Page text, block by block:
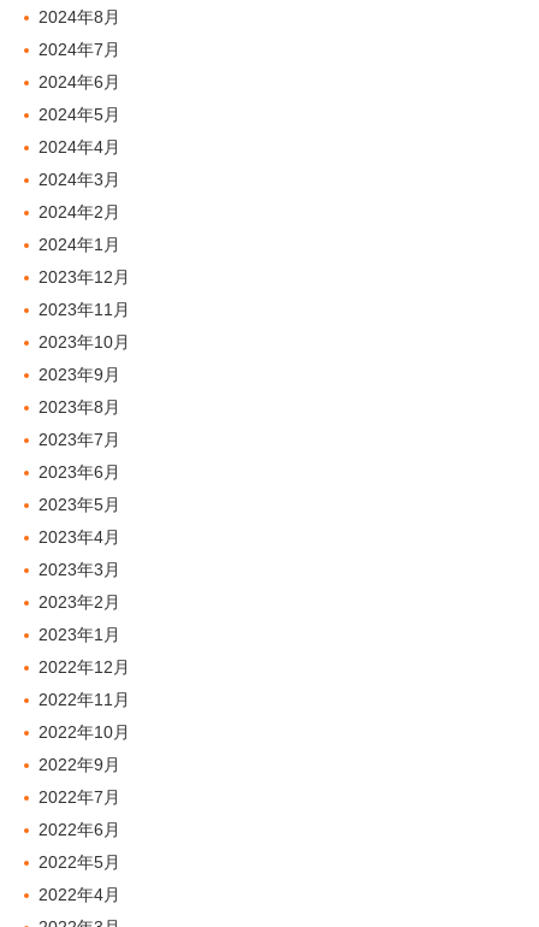
2024年8月
2024年7月
2024年6月
2024年5月
2024年4月
2024年3月
2024年2月
2024年1月
2023年12月
2023年11月
2023年10月
2023年9月
2023年8月
2023年7月
2023年6月
2023年5月
2023年4月
2023年3月
2023年2月
2023年1月
2022年12月
2022年11月
2022年10月
2022年9月
2022年7月
2022年6月
2022年5月
2022年4月